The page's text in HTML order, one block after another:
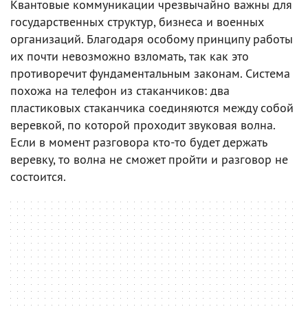
Квантовые коммуникации чрезвычайно важны для
государственных структур, бизнеса и военных
организаций. Благодаря особому принципу работы
их почти невозможно взломать, так как это
противоречит фундаментальным законам. Система
похожа на телефон из стаканчиков: два
пластиковых стаканчика соединяются между собой
веревкой, по которой проходит звуковая волна.
Если в момент разговора кто-то будет держать
веревку, то волна не сможет пройти и разговор не
состоится.